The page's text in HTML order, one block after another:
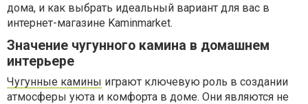
дома, и как выбрать идеальный вариант для вас в
интернет-магазине Kaminmarket.
Значение чугунного камина в домашнем
интерьере
Чугунные камины играют ключевую роль в создании
атмосферы уюта и комфорта в доме. Они являются не